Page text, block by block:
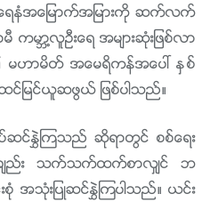
ရနံအေျမာက္အျမားကို ဆက္လက္
ာၻ႔လူဦးေရ အမ်ားဆုံးျဖစ္လာ
ဟာမိတ္ အေမရိကန္အေပၚ ႏွစ္
င္ယူဆဖြယ္ ျဖစ္ပါသည္။
ဆင္ႏႊဲၾကသည္ ဆိုရာတြင္ စစ္ေရး
းခ်ည္း သက္သက္ထက္စာလွ်င္ ဘ
စုံ အသုံးျပဳဆင္ႏႊဲၾကပါသည္။ ယင္း